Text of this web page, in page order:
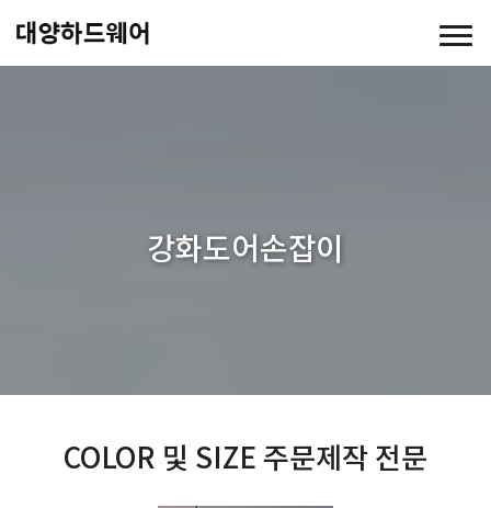
강화도어손잡이
COLOR 및 SIZE 주문제작 전문